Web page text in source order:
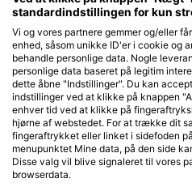
Blue Submarine diving
center Happy Life Hotel, Blue
Submarine diving centers
Happy Life
marsa alam happy life hotel _Kilo 32
South, 0000 Marsa Alam, Egypten
standardindstillingen for kun
Vi og vores partnere gemmer og/eller
enhed, såsom unikke ID'er i cookie og
behandle personlige data. Nogle
personlige data baseret på legitim
dette åbne "Indstillinger". Du kan
indstillinger ved at klikke på knappen
enhver tid ved at klikke på
hjørne af webstedet. For at trække dit
fingeraftrykket eller linket i sidefoden
menupunktet Mine data, på den side
Disse valg vil blive signaleret til vores
browserdata.